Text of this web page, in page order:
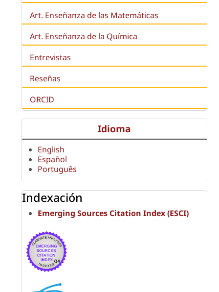
Art. Enseñanza de las Matemáticas
Art. Enseñanza de la Química
Entrevistas
Reseñas
ORCID
Idioma
English
Español
Português
Indexación
Emerging Sources Citation Index (ESCI)